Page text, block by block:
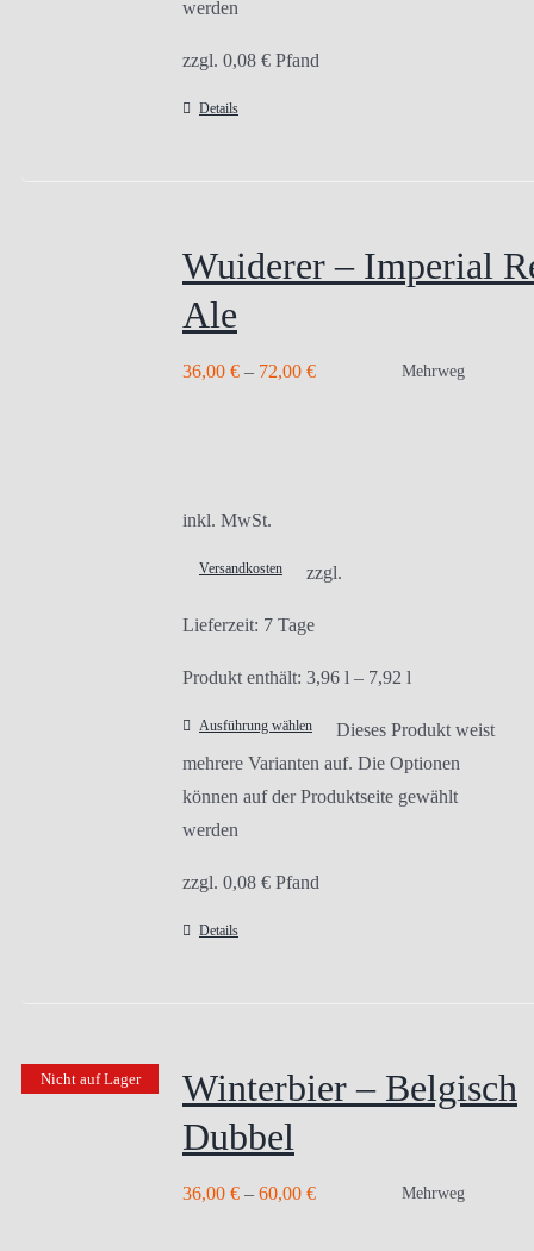
werden
zzgl. 0,08 € Pfand
Details
Wuiderer – Imperial
Ale
36,00 € – 72,00 € Mehrweg
inkl. MwSt.
zzgl.
Versandkosten
Lieferzeit: 7 Tage
Produkt enthält: 3,96 l – 7,92 l
Ausführung wählen
Dieses Produkt weist
mehrere Varianten auf. Die Optionen
können auf der Produktseite gewählt
werden
zzgl. 0,08 € Pfand
Details
Nicht auf Lager
Winterbier – Belgisch
Dubbel
36,00 € – 60,00 € Mehrweg